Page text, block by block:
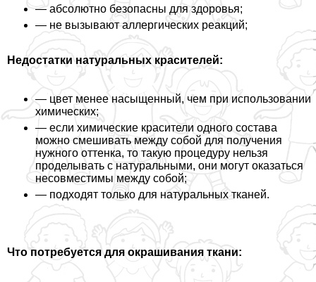
— абсолютно безопасны для здоровья;
— не вызывают аллергических реакций;
Недостатки натуральных красителей:
— цвет менее насыщенный, чем при использовании
химических;
— если химические красители одного состава
можно смешивать между собой для получения
нужного оттенка, то такую процедуру нельзя
проделывать с натуральными, они могут оказаться
несовместимы между собой;
— подходят только для натуральных тканей.
Что потребуется для окрашивания ткани: